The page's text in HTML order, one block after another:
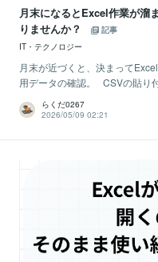
月末になるとExcel作業が溜
りませんか？
記事
IT・テクノロジー
月末が近づくと、決まって
用データの確認。 CSVの貼り
らくだ0267
2026/05/09 02:21